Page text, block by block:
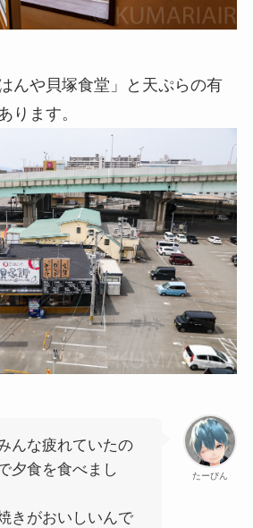
んや貝塚食堂」と天ぷらの有
ります。
たーびん
んな疲れていたの
夕食を食べまし
きがおいしいんで